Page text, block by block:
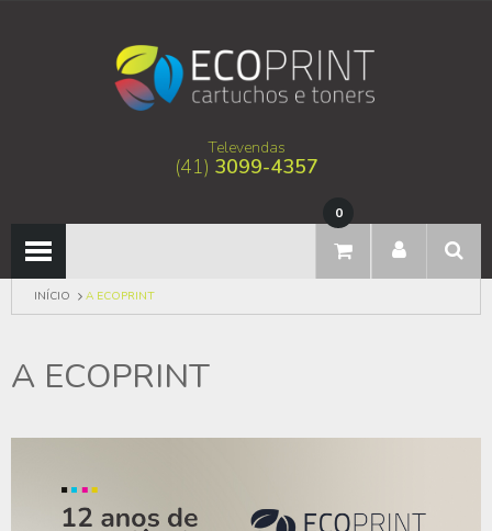
Televendas
(41) 3099-4357
0
INÍCIO A ECOPRINT
A ECOPRINT